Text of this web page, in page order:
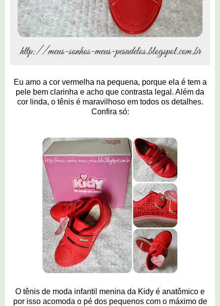
Eu amo a cor vermelha na pequena, porque ela é tem a
pele bem clarinha e acho que contrasta legal. Além da
cor linda, o tênis é maravilhoso em todos os detalhes.
Confira só:
O tênis de moda infantil menina da Kidy é anatômico e
por isso acomoda o pé dos pequenos com o máximo de